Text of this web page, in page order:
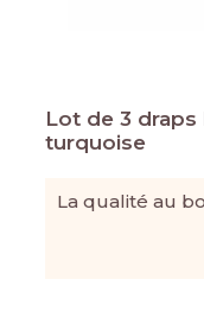
Lot de 3
turquoise
La qualité au